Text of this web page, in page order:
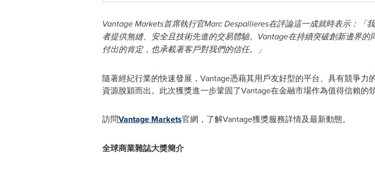
Vantage Markets首席執行官Marc Despallieres在評論這一成就時表示：「
者提供無縫、安全且技術先進的交易體驗。Vantage在持續突破創新邊界
付出的肯定，也承載著客戶對我們的信任。」
隨著經紀行業的快速發展，Vantage憑藉其用戶友好型的平台、具有競爭力
資源脫穎而出。此次獲獎進一步鞏固了Vantage在金融市場作為值得信賴的
訪問Vantage Markets官網，了解Vantage獲獎服務詳情及最新動態。
全球商業雜誌大獎簡介